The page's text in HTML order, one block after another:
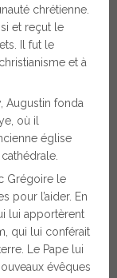
chrétienne.
et reçut le
Il fut le
et à
Augustin fonda
où il
église
Grégoire le
pour l’aider. En
lui apportèrent
qui lui conférait
Le Pape lui
évêques